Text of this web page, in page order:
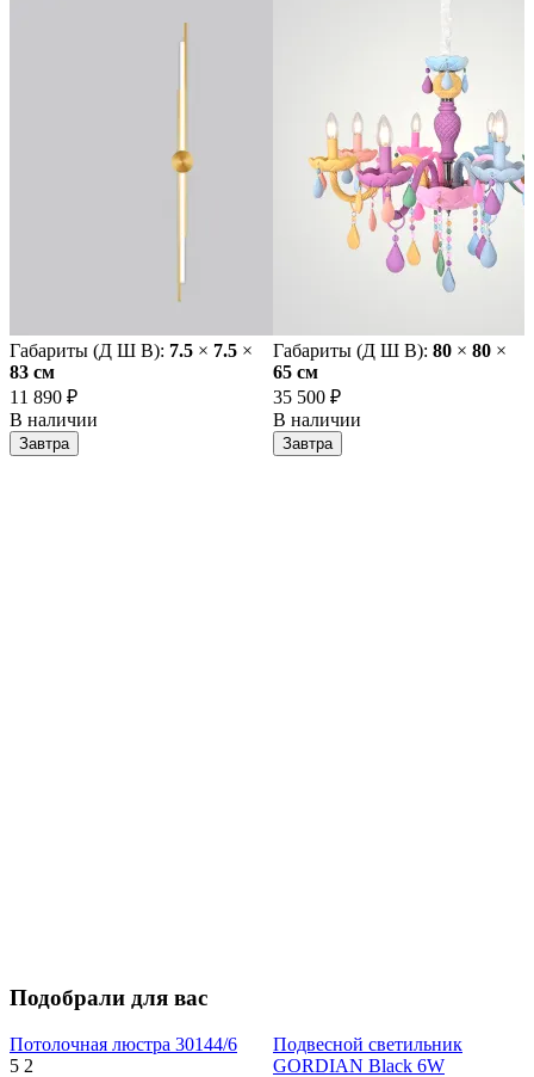
Габариты (Д Ш В): 7.5 × 7.5 ×
83 cм
11 890 ₽
В наличии
Завтра
Габариты (Д Ш В): 80 × 80 ×
65 cм
35 500 ₽
В наличии
Завтра
Подобрали для вас
Потолочная люстра 30144/6
5 2
Подвесной светильник
GORDIAN Black 6W